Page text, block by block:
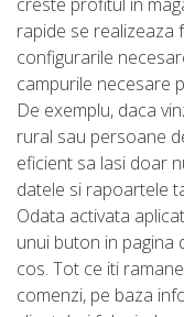
rapide se
configurarile
campurile necesare
De exemplu, daca
rural sau persoane
eficient sa lasi doar
datele si rapoartele
Odata activata
unui buton in pagina
cos. Tot ce iti
comenzi, pe baza